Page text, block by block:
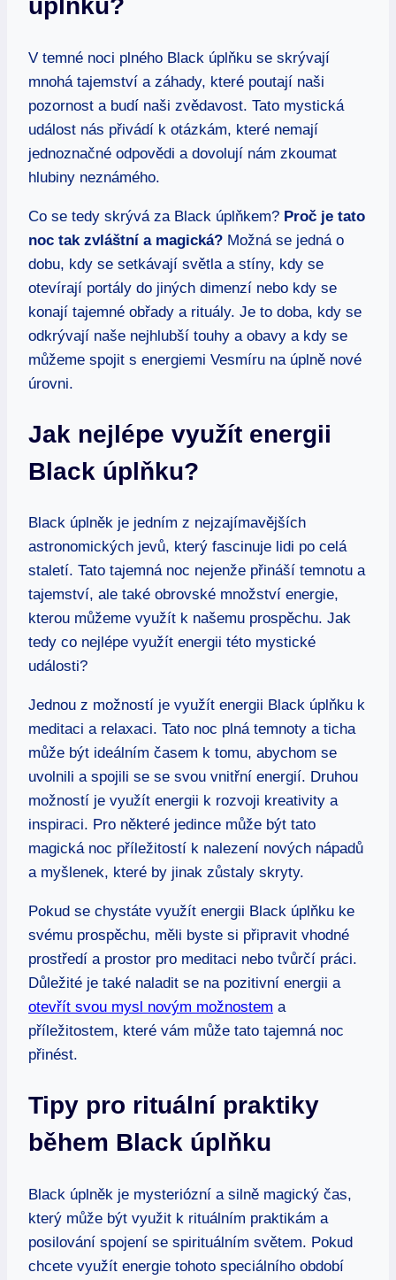
úplňku?
V temné noci plného Black úplňku se skrývají
mnohá tajemství a záhady, které poutají naši
pozornost a budí naši zvědavost. Tato mystická
událost nás přivádí k otázkám, které nemají
jednoznačné odpovědi a dovolují nám zkoumat
hlubiny neznámého.
Co se tedy skrývá za Black úplňkem? Proč je tato
noc tak zvláštní a magická? Možná se jedná o
dobu, kdy se setkávají světla a stíny, kdy se
otevírají portály do jiných dimenzí nebo kdy se
konají tajemné obřady a rituály. Je to doba, kdy se
odkrývají naše nejhlubší touhy a obavy a kdy se
můžeme spojit s energiemi Vesmíru na úplně nové
úrovni.
Jak nejlépe využít energii
Black úplňku?
Black úplněk je jedním z nejzajímavějších
astronomických jevů, který fascinuje lidi po celá
staletí. Tato tajemná noc nejenže přináší temnotu a
tajemství, ale také obrovské množství energie,
kterou můžeme využít k našemu prospěchu. Jak
tedy co nejlépe využít energii této mystické
události?
Jednou z možností je využít energii Black úplňku k
meditaci a relaxaci. Tato noc plná temnoty a ticha
může být ideálním časem k tomu, abychom se
uvolnili a spojili se se svou vnitřní energií. Druhou
možností je využít energii k rozvoji kreativity a
inspiraci. Pro některé jedince může být tato
magická noc příležitostí k nalezení nových nápadů
a myšlenek, které by jinak zůstaly skryty.
Pokud se chystáte využít energii Black úplňku ke
svému prospěchu, měli byste si připravit vhodné
prostředí a prostor pro meditaci nebo tvůrčí práci.
Důležité je také naladit se na pozitivní energii a
otevřít svou mysl novým možnostem a
příležitostem, které vám může tato tajemná noc
přinést.
Tipy pro rituální praktiky
během Black úplňku
Black úplněk je mysteriózní a silně magický čas,
který může být využit k rituálním praktikám a
posilování spojení se spirituálním světem. Pokud
chcete využít energie tohoto speciálního období